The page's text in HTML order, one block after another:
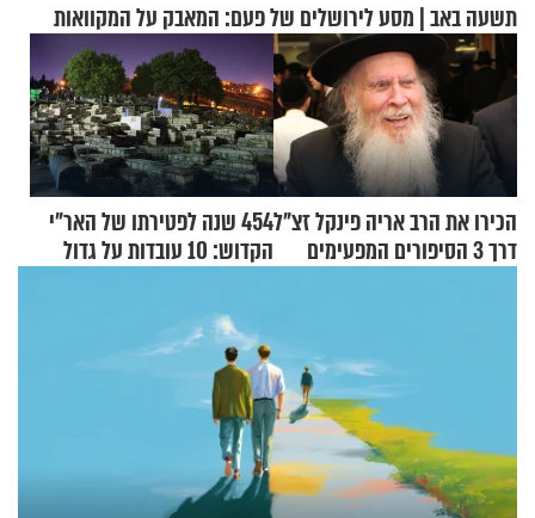
תשעה באב | מסע לירושלים של פעם: המאבק על המקוואות
הכירו את הרב אריה פינקל זצ"ל
דרך 3 הסיפורים המפעימים
454 שנה לפטירתו של האר"י
הקדוש: 10 עובדות על גדול